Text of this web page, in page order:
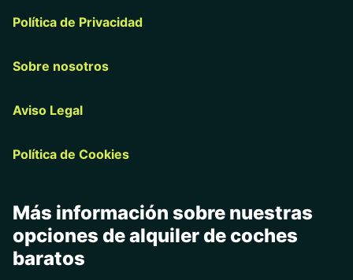
Política de Privacidad
Sobre nosotros
Aviso Legal
Política de Cookies
Más información sobre nuestras
opciones de alquiler de coches
baratos